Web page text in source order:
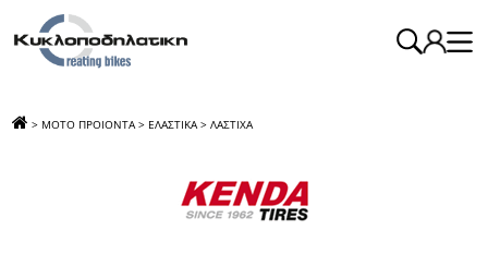
> ΜΟΤΟ ΠΡΟΙΟΝΤΑ > ΕΛΑΣΤΙΚΑ > ΛΑΣΤΙΧΑ